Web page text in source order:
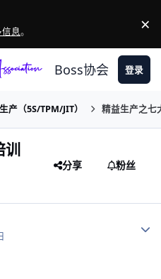
息。 ×
Boss协会 登录
产（5S/TPM/JIT） 精益生产之七
分享 粉丝